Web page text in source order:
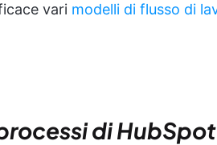
vari modelli di flusso di
di HubSpot